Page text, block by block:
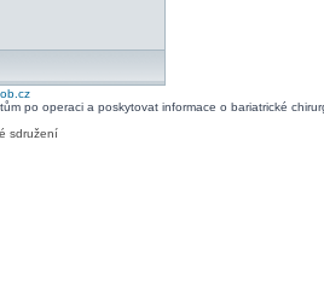
po operaci a poskytovat informace o bariatrické
sdružení